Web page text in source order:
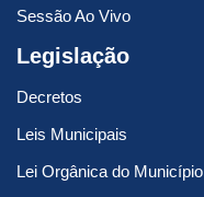
Sessão Ao Vivo
Legislação
Decretos
Leis Municipais
Lei Orgânica do Município